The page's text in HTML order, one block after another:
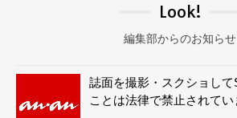
Look!
編集部からのお知らせ
誌面を撮影・スクショし
ことは法律で禁止されてい